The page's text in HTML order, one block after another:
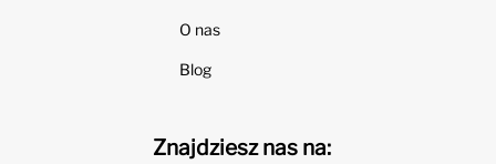
O nas
Blog
Znajdziesz nas na: